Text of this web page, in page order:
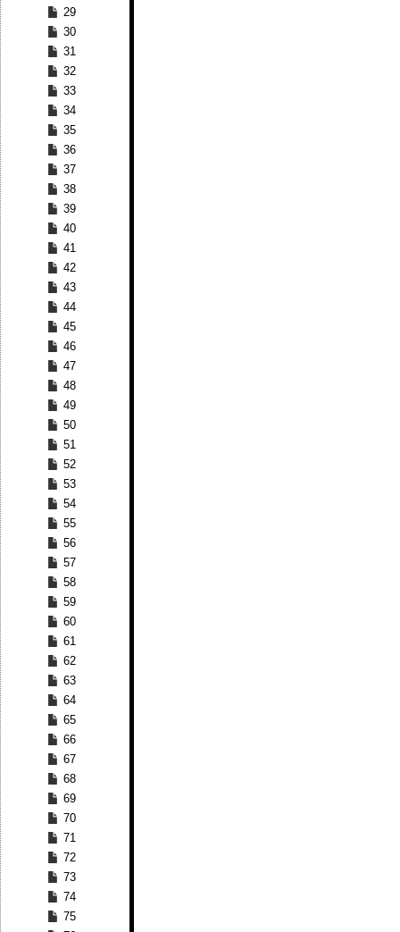
29
30
31
32
33
34
35
36
37
38
39
40
41
42
43
44
45
46
47
48
49
50
51
52
53
54
55
56
57
58
59
60
61
62
63
64
65
66
67
68
69
70
71
72
73
74
75